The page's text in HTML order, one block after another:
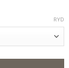
RYD